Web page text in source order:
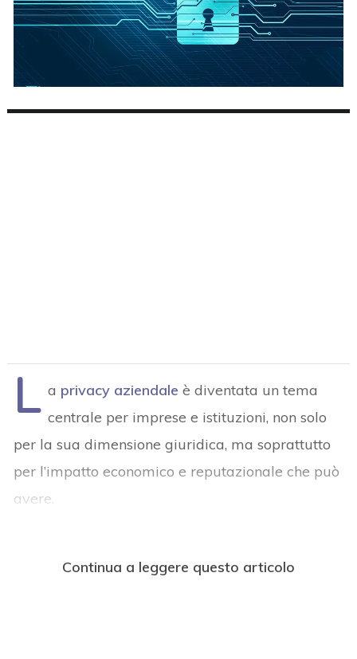
L a privacy aziendale è diventata un tema
centrale per imprese e istituzioni, non solo
per la sua dimensione giuridica, ma soprattutto
per l’impatto economico e reputazionale che può
avere.
Continua a leggere questo articolo